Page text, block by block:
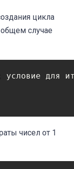
цикла
случае
условие для
чисел от 1